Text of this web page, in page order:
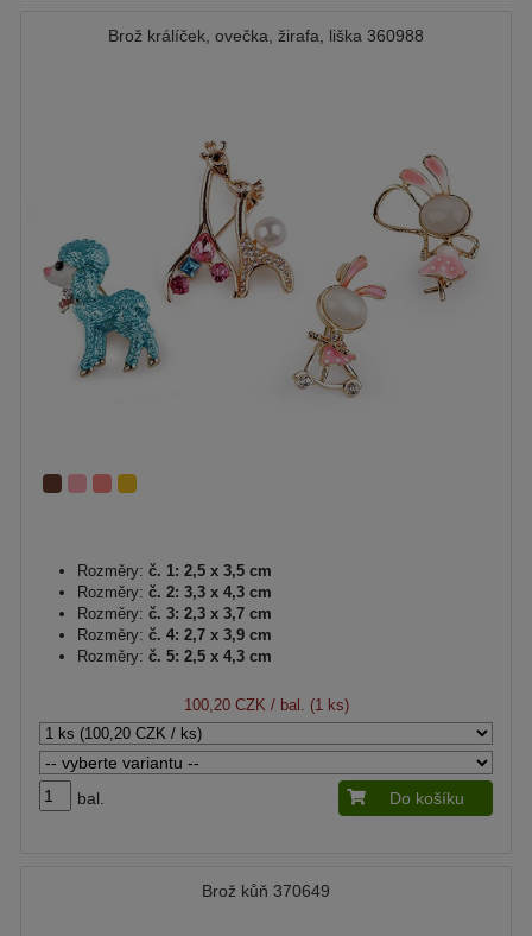
Brož králíček, ovečka, žirafa, liška 360988
Rozměry: č. 1: 2,5 x 3,5 cm
Rozměry: č. 2: 3,3 x 4,3 cm
Rozměry: č. 3: 2,3 x 3,7 cm
Rozměry: č. 4: 2,7 x 3,9 cm
Rozměry: č. 5: 2,5 x 4,3 cm
100,20 CZK / bal. (1 ks)
bal. Do košíku
Brož kůň 370649